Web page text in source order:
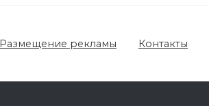
Размещение рекламы Контакты